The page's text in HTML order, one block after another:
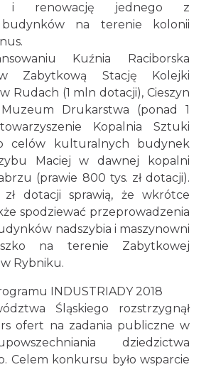
i renowację jednego z
budynków na terenie kolonii
Kuźnia Raciborska
Zabytkową Stację Kolejki
Rudach (1 mln dotacji), Cieszyn
Drukarstwa (ponad 1
Kopalnia Sztuki
celów kulturalnych budynek
Maciej w dawnej kopalni
(prawie 800 tys. zł dotacji).
dotacji sprawią, że wkrótce
spodziewać przeprowadzenia
nadszybia i maszynowni
na terenie Zabytkowej
Rybniku.
INDUSTRIADY 2018
Śląskiego rozstrzygnął
ofert na zadania publiczne w
dziedzictwa
Celem konkursu było wsparcie